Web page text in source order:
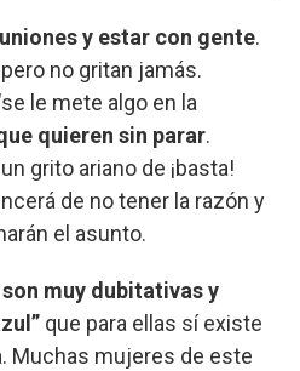
y estar con gente.
no gritan jamás.
le mete algo en la
quieren sin parar.
grito ariano de ¡basta!
de no tener la razón y
el asunto.
muy dubitativas y
que para ellas sí existe
Muchas mujeres de este